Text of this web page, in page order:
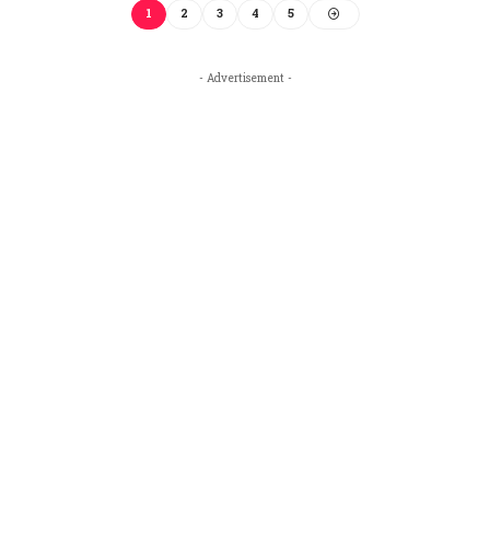
1 2 3 4 5
- Advertisement -